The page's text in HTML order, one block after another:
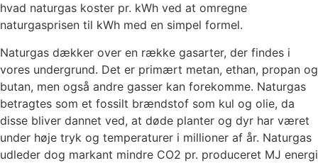
hvad naturgas koster pr. kWh ved at omregne
naturgasprisen til kWh med en simpel formel.
Naturgas dækker over en række gasarter, der findes i
vores undergrund. Det er primært metan, ethan, propan og
butan, men også andre gasser kan forekomme. Naturgas
betragtes som et fossilt brændstof som kul og olie, da
disse bliver dannet ved, at døde planter og dyr har været
under høje tryk og temperaturer i millioner af år. Naturgas
udleder dog markant mindre CO2 pr. produceret MJ energi